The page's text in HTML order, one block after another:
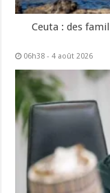
Ceuta : des
06h38 - 4 août 2026